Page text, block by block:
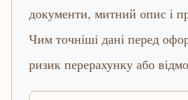
документи, митний опис і
Чим точніші дані перед
ризик перерахунку або